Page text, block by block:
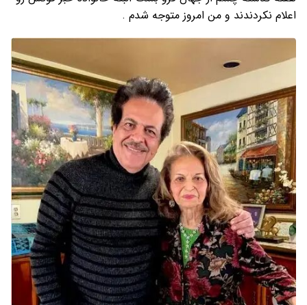
اعلام نکردندند و من امروز متوجه شدم .